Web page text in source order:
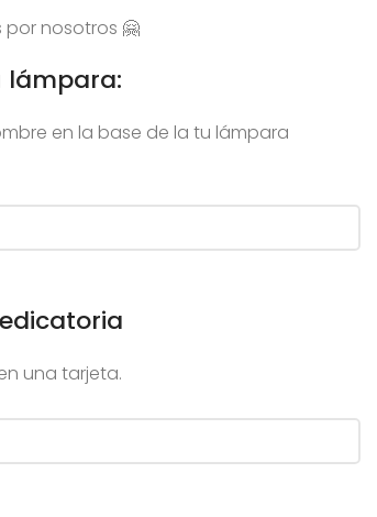
por nosotros 🤗
lámpara:
en la base de la tu lámpara
una tarjeta.